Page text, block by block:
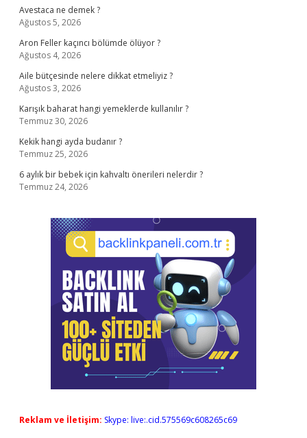
Avestaca ne demek ?
Ağustos 5, 2026
Aron Feller kaçıncı bölümde ölüyor ?
Ağustos 4, 2026
Aile bütçesinde nelere dikkat etmeliyiz ?
Ağustos 3, 2026
Karışık baharat hangi yemeklerde kullanılır ?
Temmuz 30, 2026
Kekik hangi ayda budanır ?
Temmuz 25, 2026
6 aylık bir bebek için kahvaltı önerileri nelerdir ?
Temmuz 24, 2026
Reklam ve İletişim: Skype: live:.cid.575569c608265c69